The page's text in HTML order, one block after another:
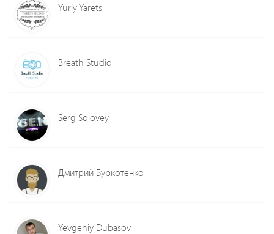
Yuriy Yarets
Breath Studio
Serg Solovey
Дмитрий Буркотенко
Yevgeniy Dubasov